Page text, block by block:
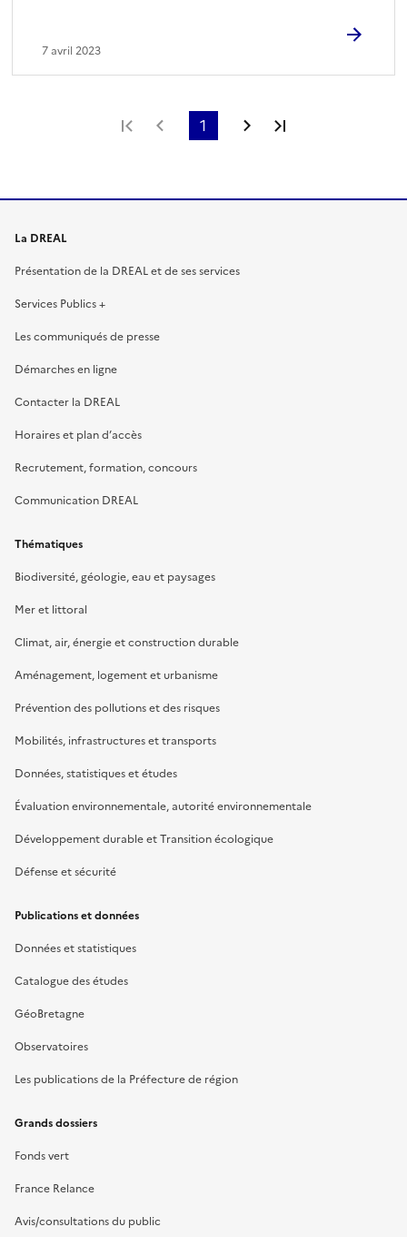
7 avril 2023
Première page
Page précédente
1 Page suivante
La DREAL
Présentation de la DREAL et de ses services
Services Publics +
Les communiqués de presse
Démarches en ligne
Contacter la DREAL
Horaires et plan d’accès
Recrutement, formation, concours
Communication DREAL
Thématiques
Biodiversité, géologie, eau et paysages
Mer et littoral
Climat, air, énergie et construction durable
Aménagement, logement et urbanisme
Prévention des pollutions et des risques
Mobilités, infrastructures et transports
Données, statistiques et études
Évaluation environnementale, autorité environnementale
Développement durable et Transition écologique
Défense et sécurité
Publications et données
Données et statistiques
Catalogue des études
GéoBretagne
Observatoires
Les publications de la Préfecture de région
Grands dossiers
Fonds vert
France Relance
Avis/consultations du public